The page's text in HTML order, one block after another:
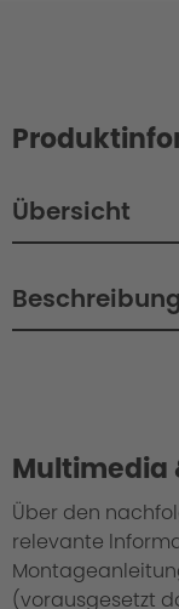
Übersicht
Beschreibung
Multimedia
Über den
relevante
(vorausgesetzt